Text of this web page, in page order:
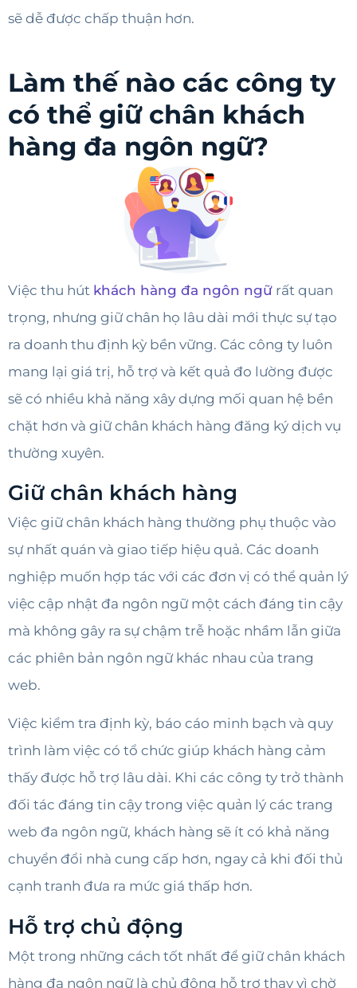
sẽ dễ được chấp thuận hơn.
Làm thế nào các công ty
có thể giữ chân khách
hàng đa ngôn ngữ?
Việc thu hút khách hàng đa ngôn ngữ rất quan
trọng, nhưng giữ chân họ lâu dài mới thực sự tạo
ra doanh thu định kỳ bền vững. Các công ty luôn
mang lại giá trị, hỗ trợ và kết quả đo lường được
sẽ có nhiều khả năng xây dựng mối quan hệ bền
chặt hơn và giữ chân khách hàng đăng ký dịch vụ
thường xuyên.
Giữ chân khách hàng
Việc giữ chân khách hàng thường phụ thuộc vào
sự nhất quán và giao tiếp hiệu quả. Các doanh
nghiệp muốn hợp tác với các đơn vị có thể quản lý
việc cập nhật đa ngôn ngữ một cách đáng tin cậy
mà không gây ra sự chậm trễ hoặc nhầm lẫn giữa
các phiên bản ngôn ngữ khác nhau của trang
web.
Việc kiểm tra định kỳ, báo cáo minh bạch và quy
trình làm việc có tổ chức giúp khách hàng cảm
thấy được hỗ trợ lâu dài. Khi các công ty trở thành
đối tác đáng tin cậy trong việc quản lý các trang
web đa ngôn ngữ, khách hàng sẽ ít có khả năng
chuyển đổi nhà cung cấp hơn, ngay cả khi đối thủ
cạnh tranh đưa ra mức giá thấp hơn.
Hỗ trợ chủ động
Một trong những cách tốt nhất để giữ chân khách
hàng đa ngôn ngữ là chủ động hỗ trợ thay vì chờ